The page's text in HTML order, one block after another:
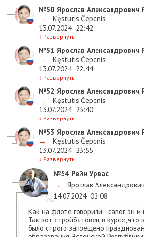
№50 Ярослав Александрович
→
Kęstutis Čeponis
13.07.2024 22:42
↓ Развернуть
№51 Ярослав Александрович
→
Kęstutis Čeponis
13.07.2024 22:44
↓ Развернуть
№52 Ярослав Александрович
→
Kęstutis Čeponis
13.07.2024 23:40
↓ Развернуть
№53 Ярослав Александрович
→
Kęstutis Čeponis
13.07.2024 23:55
↓ Развернуть
№54 Рейн Урвас
→
Ярослав
14.07.2024 02:08
Как на флоте говорили - сапог он и
Так вот стройбатовец в курсе, что
было строго запрещено